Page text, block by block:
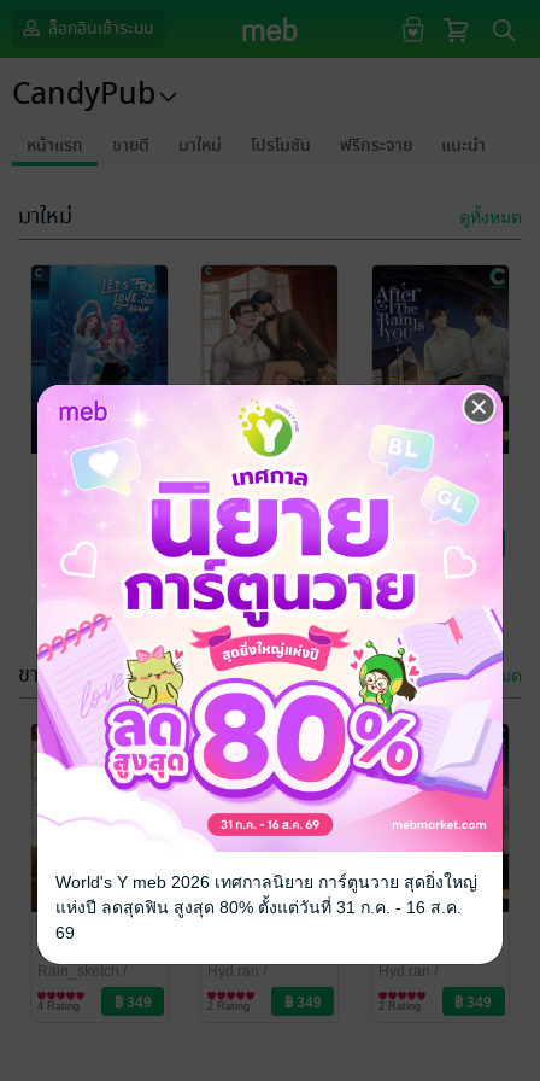
ล็อกอินเข้าระบบ
CandyPub
หน้าแรก ขายดี มาใหม่ โปรโมชัน ฟรีกระจาย แนะนำ
มาใหม่ ดูทั้งหมด
Let’s Try Love,
Once Again
Hyd.ran
/
CandyPub
นิยาย Girl
Love/Yuri
1 Rating
พ่อพระเอกคนนี้
ผมจะรับรักเอง
Rain_sketch/
CandyPub
นิยายวาย Boy
Love / Yaoi
4 Rating
After The Rain
Is YOU เล่ม 2
Hyd.ran/
CandyPub
นิยายวาย Boy
Love / Yaoi
2 Rating
After The Rain
Hyd.ran/
CandyPub
นิยายวาย Boy
Love / Yaoi
2 Rating
รักต่างวัย...ใจ
ต่างรัก
เด็กนรก
CandyPub
นิยาย Girl
Love/Yuri
62 Rating
ขายดี ดูทั้งหมด
พ่อพระเอกคนนี้
ผมจะรับรักเอง
Rain_sketch /
CandyPub
นิยายวาย Boy
Love / Yaoi
4 Rating
Hyd.ran /
CandyPub
นิยายวาย Boy
Love / Yaoi
2 Rating
Hyd.ran /
CandyPub
นิยายวาย Boy
Love / Yaoi
2 Rating
World's Y meb 2026 เทศกาลนิยาย การ์ตูนวาย สุดยิ่งใหญ่
แห่งปี ลดสุดฟิน สูงสุด 80% ตั้งแต่วันที่ 31 ก.ค. - 16 ส.ค.
69